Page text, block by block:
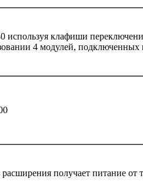
используя клафиши
4 модулей, подключенных
получает питание от